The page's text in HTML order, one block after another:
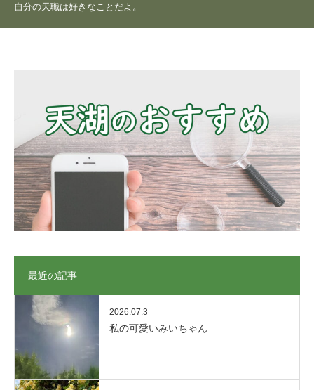
自分の天職は好きなことだよ。
最近の記事
2026.07.3
私の可愛いみいちゃん